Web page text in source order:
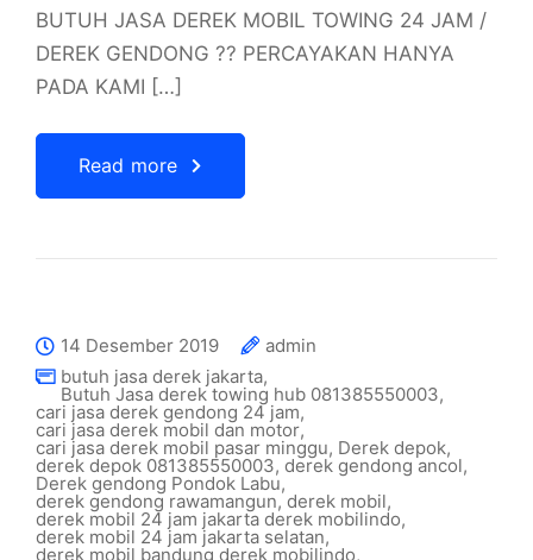
BUTUH JASA DEREK MOBIL TOWING 24 JAM /
DEREK GENDONG ?? PERCAYAKAN HANYA
PADA KAMI […]
Read more
14 Desember 2019
admin
butuh jasa derek jakarta,
Butuh Jasa derek towing hub 081385550003,
cari jasa derek gendong 24 jam,
cari jasa derek mobil dan motor,
cari jasa derek mobil pasar minggu, Derek depok,
derek depok 081385550003, derek gendong ancol,
Derek gendong Pondok Labu,
derek gendong rawamangun,derek mobil,
derek mobil 24 jam jakarta derek mobilindo,
derek mobil 24 jam jakarta selatan,
derek mobil bandung derek mobilindo,